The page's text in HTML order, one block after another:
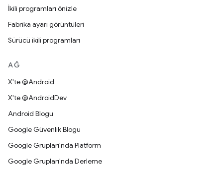
İkili programları önizle
Fabrika ayarı görüntüleri
Sürücü ikili programları
AĞ
X'te @Android
X'te @AndroidDev
Android Blogu
Google Güvenlik Blogu
Google Grupları'nda Platform
Google Grupları'nda Derleme